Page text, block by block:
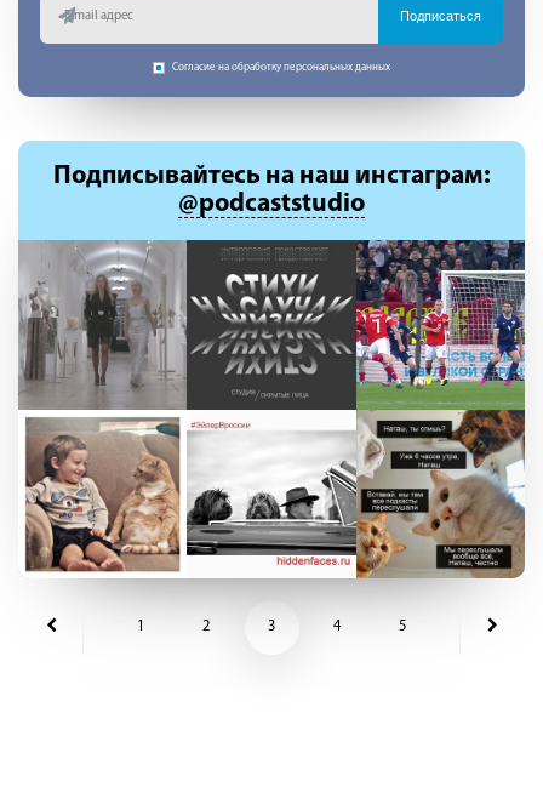
Подписаться
Согласие на обработку персональных данных
Подписывайтесь на наш инстаграм:
@podcaststudio
1 2 3 4 5